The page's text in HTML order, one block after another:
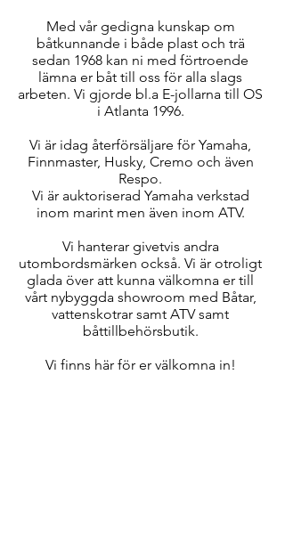
Med vår gedigna kunskap om
båtkunnande i både plast och trä
sedan 1968 kan ni med förtroende
lämna er båt till oss för alla slags
arbeten. Vi gjorde bl.a E-jollarna till OS
i Atlanta 1996.
Vi är idag återförsäljare för Yamaha,
Finnmaster, Husky, Cremo och även
Respo.
Vi är auktoriserad Yamaha verkstad
inom marint men även inom ATV.
Vi hanterar givetvis andra
utombordsmärken också. Vi är otroligt
glada över att kunna välkomna er till
vårt nybyggda showroom med Båtar,
vattenskotrar samt ATV samt
båttillbehörsbutik.
Vi finns här för er välkomna in!